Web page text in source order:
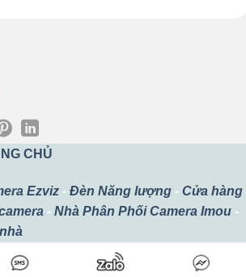
CHỦ
Ezviz - Đèn Năng lượng - Cửa hàng
- Nhà Phân Phối Camera Imou -